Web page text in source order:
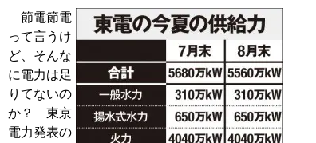
節電節電
って言うけ
ど、そんな
に電力は足
りてないの
か？ 東京
電力発表の